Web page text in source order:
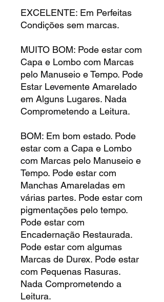
EXCELENTE: Em Perfeitas
Condições sem marcas.
MUITO BOM: Pode estar com
Capa e Lombo com Marcas
pelo Manuseio e Tempo. Pode
Estar Levemente Amarelado
em Alguns Lugares. Nada
Comprometendo a Leitura.
BOM: Em bom estado. Pode
estar com a Capa e Lombo
com Marcas pelo Manuseio e
Tempo. Pode estar com
Manchas Amareladas em
várias partes. Pode estar com
pigmentações pelo tempo.
Pode estar com
Encadernação Restaurada.
Pode estar com algumas
Marcas de Durex. Pode estar
com Pequenas Rasuras.
Nada Comprometendo a
Leitura.